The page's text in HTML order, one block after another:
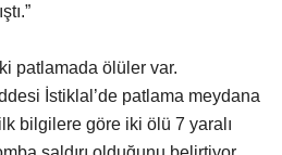
patlamada ölüler var.
İstiklal’de patlama meydana
bilgilere göre iki ölü 7 yaralı